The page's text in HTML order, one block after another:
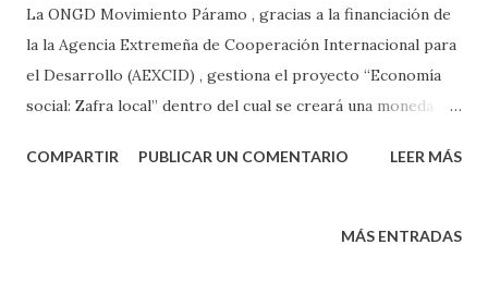
La ONGD Movimiento Páramo , gracias a la financiación de
la la Agencia Extremeña de Cooperación Internacional para
el Desarrollo (AEXCID) , gestiona el proyecto “Economía
social: Zafra local” dentro del cual se creará una moneda
la localidad de esta ciudad extremeña. Zafra , situada al sur
y su núcleo de población abarca casi 17.000 habitantes.
COMPARTIR PUBLICAR UN COMENTARIO LEER MÁS
MÁS ENTRADAS